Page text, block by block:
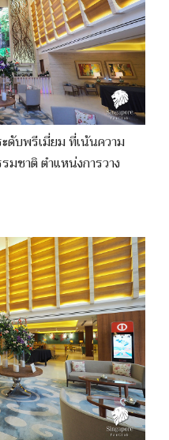
บพรีเมี่ยม ที่เน้นความ
มชาติ ตำแหน่งการวาง